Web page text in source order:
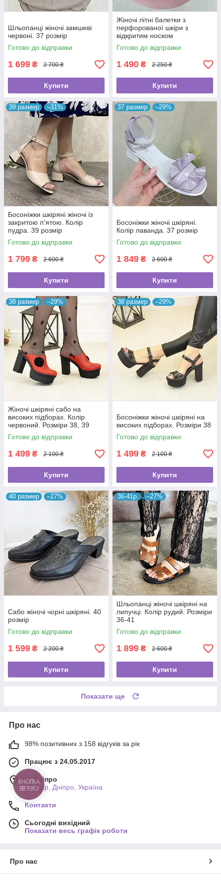
Шльопанці жіночі замшеві
червоні. 37 розмір
Готово до відправки
1 699 ₴ 2 700 ₴
Купити
Жіночі літні балетки з
перфорованої шкіри з
відкритим носком
Готово до відправки
1 490 ₴ 2 250 ₴
Купити
39 размер –31%
Босоніжки шкіряні жіночі із
закритою п'ятою. Колір
пудра. 39 розмір
Готово до відправки
1 799 ₴ 2 600 ₴
Купити
37 размер –29%
Босоніжки жіночі шкіряні.
Колір лаванда. 37 розмір
Готово до відправки
1 849 ₴ 2 600 ₴
Купити
38 размер –29%
Жіночі шкіряні сабо на
високих підборах. Колір
червоний. Розміри 38, 39
Готово до відправки
1 499 ₴ 2 100 ₴
Купити
38 размер –29%
Босоніжки жіночі шкіряні на
високих підборах. Розміри 38
Готово до відправки
1 499 ₴ 2 100 ₴
Купити
40 размер –27%
Сабо жіночі чорні шкіряні. 40
розмір
Готово до відправки
1 599 ₴ 2 200 ₴
Купити
36-41р. –27%
Шльопанці жіночі шкіряні на
липучці. Колір рудий. Розміри
36-41
Готово до відправки
1 899 ₴ 2 600 ₴
Купити
Показати ще
Про нас
98% позитивних з 158 відгуків за рік
Працює з 24.05.2017
м. Дніпро
г.Днепр, Дніпро, Україна
Контакти
Сьогодні вихідний
Показати весь графік роботи
Про нас
КНОПКА
ЗВ'ЯЗКУ